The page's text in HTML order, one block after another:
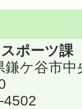
ポーツ
ケ谷市中
4502